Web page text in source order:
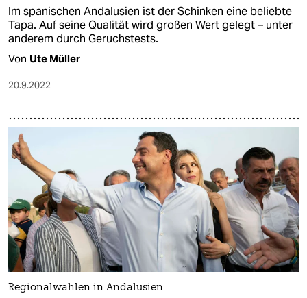
Im spanischen Andalusien ist der Schinken eine beliebte
Tapa. Auf seine Qualität wird großen Wert gelegt – unter
anderem durch Geruchstests.
Von Ute Müller
20.9.2022
Regionalwahlen in Andalusien